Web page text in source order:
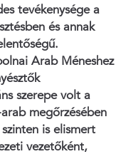
tevékenysége a
és annak
Arab Méneshez
szerepe volt a
megőrzésében
is elismert
vezetőként,